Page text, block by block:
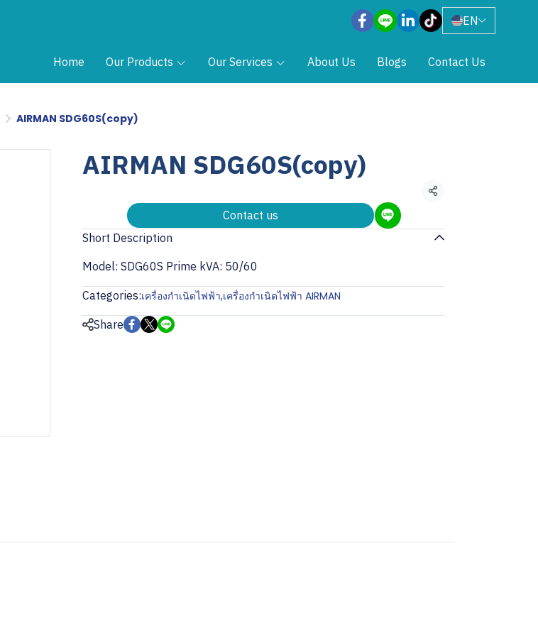
EN
Home Our Products Our Services About Us Blogs Contact Us
AIRMAN SDG60S(copy)
AIRMAN SDG60S(copy)
Share
Contact us
Short Description
Model: SDG60S Prime kVA: 50/60
Categories:เครื่องกำเนิดไฟฟ้า,เครื่องกำเนิดไฟฟ้า AIRMAN
Share